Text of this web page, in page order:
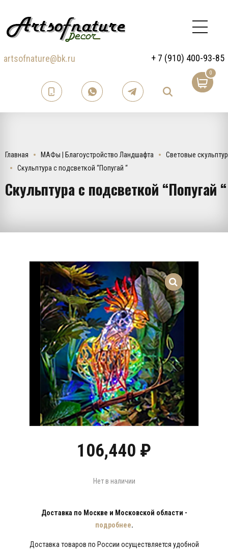
artsofnature@bk.ru + 7 (910) 400-93-85
0
Главная МАФы | Благоустройство Ландшафта
Световые
Скульптура с подсветкой “Попугай “
Скульптура с подсветкой “Попугай “
106,440 ₽
Нет в наличии
Доставка по Москве и Московской области -
подробнее.
Доставка товаров по России осуществляется удобной